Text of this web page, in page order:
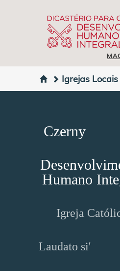
Igrejas Locais
Czerny
Humano
Igreja
Laudato si'